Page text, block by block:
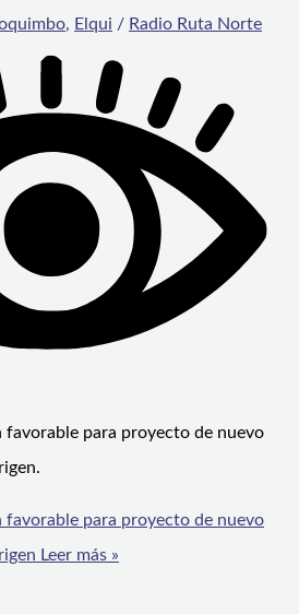
, Elqui / Radio Ruta Norte
favorable para proyecto de nuevo
favorable para proyecto de nuevo
Leer más »